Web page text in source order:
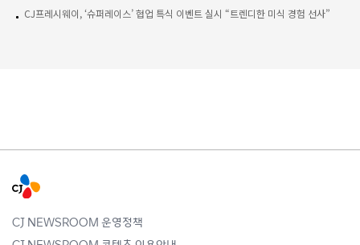
CJ프레시웨이, ‘슈퍼레이스’ 협업 특식 이벤트 실시 “트렌디한 미식 경험 선사”
CJ NEWSROOM 운영정책